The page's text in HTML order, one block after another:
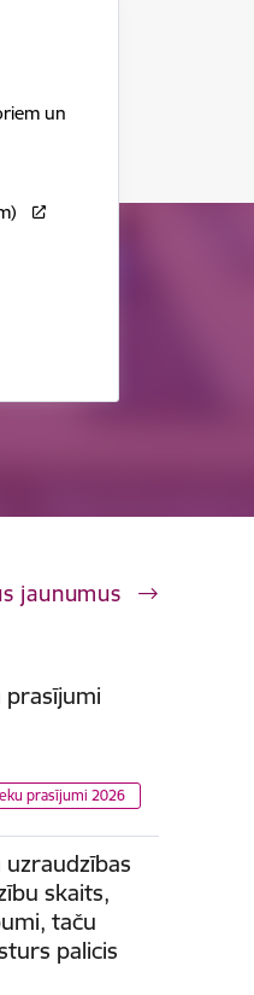
un
jaunumus
prasījumi 2026
skaits,
taču
palicis